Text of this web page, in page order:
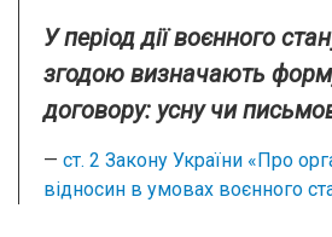
У період дії воєнного
згодою визначають
договору: усну чи
— ст. 2 Закону України «Про
відносин в умовах воєнного